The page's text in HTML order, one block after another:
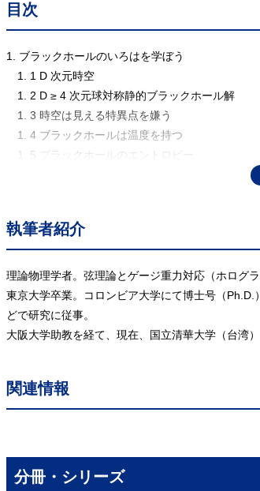
目次
1. ブラックホールのいろはを学ぼう
1. 1 D 次元時空
1. 2 D ≥ 4 次元球対称静的ブラックホール解
1. 3 時空は見える特異点を嫌う
1. 4 ブラックホールは温度を持つ
1. 5 ブラックホールのエントロピー
2. ブラックホール時空と熱力学
2. 1 Penrose 図
2. 2 ホワイトホールは存在するか？
2. 3 時間的な測地線に沿った Raychaudhuri 方程
2. 4 光の測地線に沿った Raychaudhuri 方程式
2. 5 ブラックホールの面積増大則
2. 8 ワームホールと ANEC とトポロジー検閲定理
2. 9 Hawking 輻射
3. 1 量子もつれと EPR ペア
執筆者紹介
理論物理学者。弦理論とゲージ重力対応（ホログ
東京大学卒業。コロンビア大学にて博士号（
どで研究に従事。
大阪大学助教を経て、現在、国立清華大学（台湾
関連情報
分冊・シリーズ